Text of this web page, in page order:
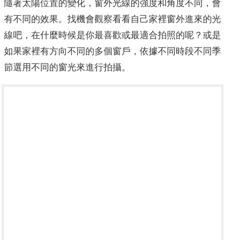
隨著太陽位置的變化，窗外光線的強度和角度不同，會
有不同的效果。找機會觀察看看自己家裡窗外進來的光
線吧，在什麼時候是你最喜歡或最適合拍照的呢？或是
如果家裡有方向不同的多個窗戶，依據不同時段不同季
節選用不同的窗光來進行拍攝。